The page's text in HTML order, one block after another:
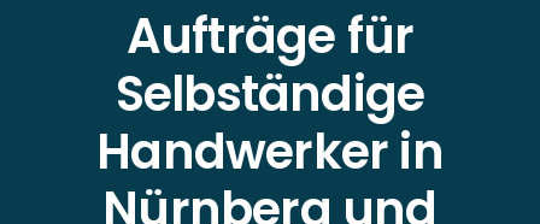
Aufträge für
Selbständige
Handwerker in
Nürnberg und